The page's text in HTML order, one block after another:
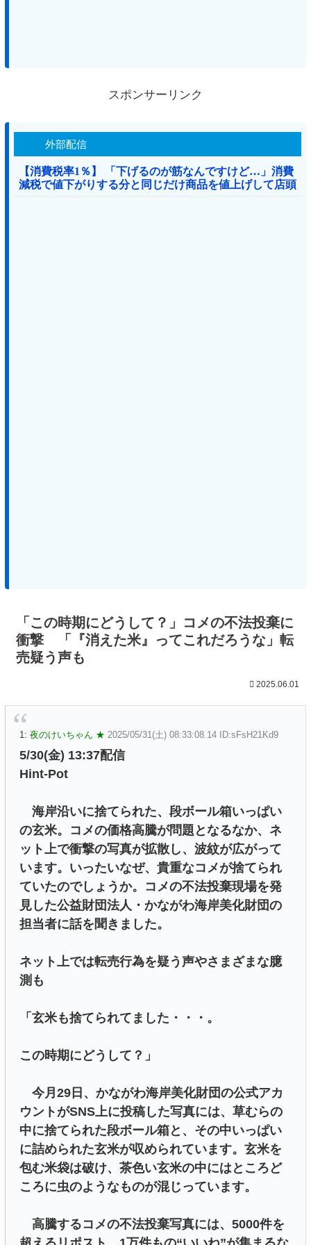
スポンサーリンク
外部配信
【消費税率1％】 「下げるのが筋なんですけど…」消費
減税で値下がりする分と同じだけ商品を値上げして店頭
価格を変えない店も
「この時期にどうして？」コメの不法投棄に
衝撃 「『消えた米』ってこれだろうな」転
売疑う声も
2025.06.01
1: 夜のけいちゃん ★ 2025/05/31(土) 08:33:08.14 ID:sFsH21Kd9
5/30(金) 13:37配信
Hint-Pot
海岸沿いに捨てられた、段ボール箱いっぱい
の玄米。コメの価格高騰が問題となるなか、ネ
ット上で衝撃の写真が拡散し、波紋が広がって
います。いったいなぜ、貴重なコメが捨てられ
ていたのでしょうか。コメの不法投棄現場を発
見した公益財団法人・かながわ海岸美化財団の
担当者に話を聞きました。
ネット上では転売行為を疑う声やさまざまな臆
測も
「玄米も捨てられてました・・・。
この時期にどうして？」
今月29日、かながわ海岸美化財団の公式アカ
ウントがSNS上に投稿した写真には、草むらの
中に捨てられた段ボール箱と、その中いっぱい
に詰められた玄米が収められています。玄米を
包む米袋は破け、茶色い玄米の中にはところど
ころに虫のようなものが混じっています。
高騰するコメの不法投棄写真には、5000件を